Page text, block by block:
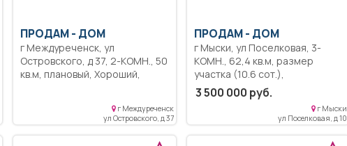
ПРОДАМ - ДОМ
г Междуреченск, ул
Островского, д 37, 2-КОМН., 50
кв.м, плановый, Хороший,
Электропроводка новая, в
отличном состоянии. Вода
холодная в доме, центральный
г Междуреченск
ул Островского, д 37
ПРОДАМ - ДОМ
г Мыски, ул Поселковая, 3-
КОМН., 62,4 кв.м, размер
участка (10.6 сот.),
одноэтажный кирпичный
трёхкомнатный дом площадью
62.4 кв.м. Отопление печное,
водяное с насосом. Холодная
вода подаётся в дом из
3 500 000 руб.
г Мыски
ул Поселковая, д 10